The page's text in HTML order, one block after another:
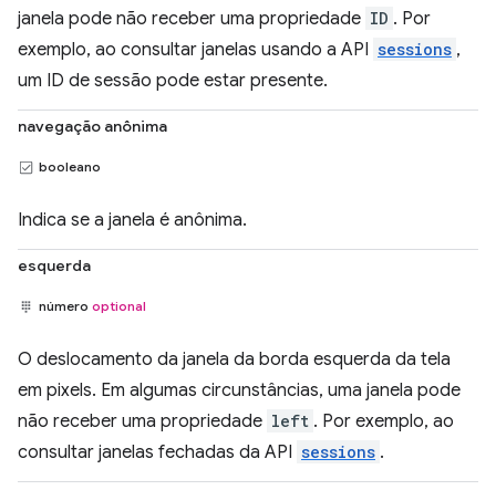
janela pode não receber uma propriedade ID . Por
exemplo, ao consultar janelas usando a API sessions ,
um ID de sessão pode estar presente.
navegação anônima
booleano
Indica se a janela é anônima.
esquerda
número optional
O deslocamento da janela da borda esquerda da tela
em pixels. Em algumas circunstâncias, uma janela pode
não receber uma propriedade left . Por exemplo, ao
consultar janelas fechadas da API sessions .